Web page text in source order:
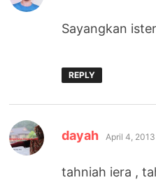
Sayangkan
REPLY
dayah says:
April 4,
tahniah iera ,